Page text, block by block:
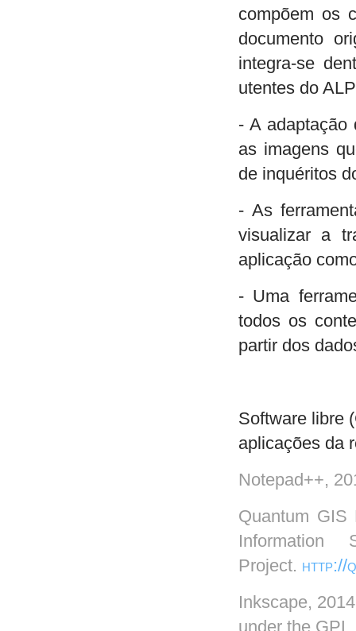
compõem os
documento
integra-se
utentes do
- A adaptação
as imagens
de inquéritos
- As
visualizar a
aplicação
- Uma
todos os
partir dos
Software libre
aplicações da
Notepad++,
Quantum GIS
Information
Project. http://
Inkscape,
under the GPL